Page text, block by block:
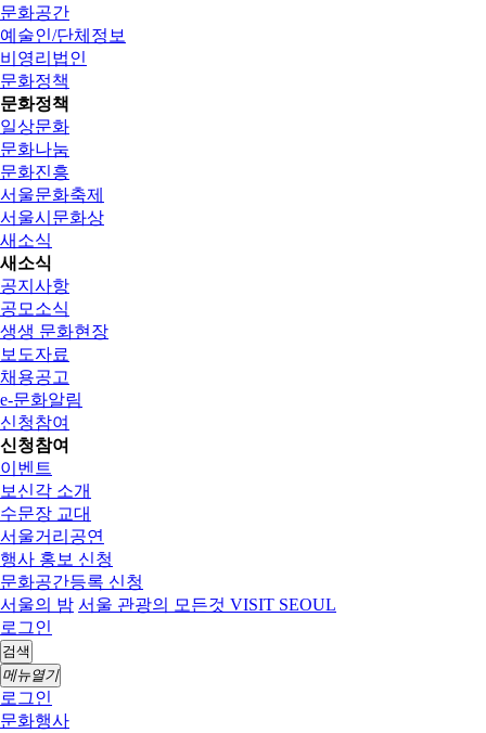
문화공간
예술인/단체정보
비영리법인
문화정책
문화정책
일상문화
문화나눔
문화진흥
서울문화축제
서울시문화상
새소식
새소식
공지사항
공모소식
생생 문화현장
보도자료
채용공고
e-문화알림
신청참여
신청참여
이벤트
보신각 소개
수문장 교대
서울거리공연
행사 홍보 신청
문화공간등록 신청
서울의 밤 서울 관광의 모든것 VISIT SEOUL
로그인
검색
메뉴열기
로그인
문화행사